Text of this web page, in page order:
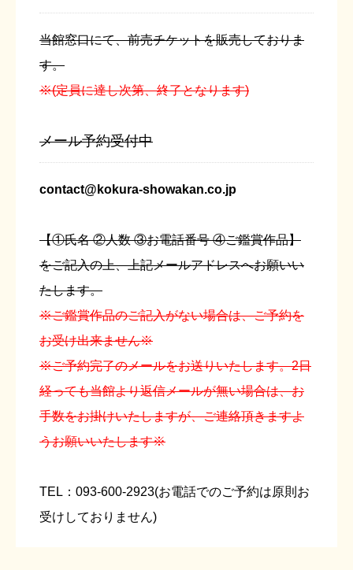
当館窓口にて、前売チケットを販売しておりま
す。
※(定員に達し次第、終了となります)
メール予約受付中
contact@kokura-showakan.co.jp
【①氏名 ②人数 ③お電話番号 ④ご鑑賞作品】
をご記入の上、上記メールアドレスへお願いい
たします。
※ご鑑賞作品のご記入がない場合は、ご予約を
お受け出来ません※
※ご予約完了のメールをお送りいたします。2日
経っても当館より返信メールが無い場合は、お
手数をお掛けいたしますが、ご連絡頂きますよ
うお願いいたします※
TEL：093-600-2923(お電話でのご予約は原則お
受けしておりません)